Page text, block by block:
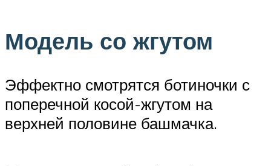
Модель со жгутом
Эффектно смотрятся ботиночки с
поперечной косой-жгутом на
верхней половине башмачка.